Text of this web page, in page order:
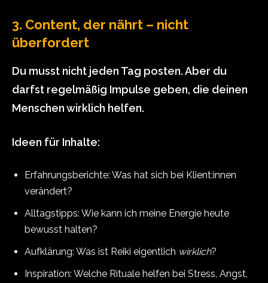
3. Content, der nährt – nicht
überfordert
Du musst nicht jeden Tag posten. Aber du
darfst regelmäßig Impulse geben, die deinen
Menschen wirklich helfen.
Ideen für Inhalte:
Erfahrungsberichte: Was hat sich bei Klient:innen
verändert?
Alltagstipps: Wie kann ich meine Energie heute
bewusst halten?
Aufklärung: Was ist Reiki eigentlich wirklich?
Inspiration: Welche Rituale helfen bei Stress, Angst,